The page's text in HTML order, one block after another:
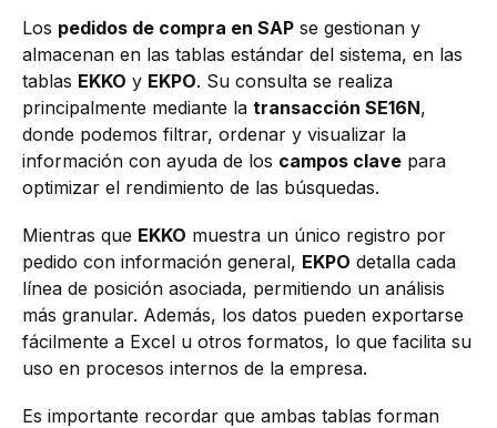
Los pedidos de compra en SAP se gestionan y
almacenan en las tablas estándar del sistema, en las
tablas EKKO y EKPO. Su consulta se realiza
principalmente mediante la transacción SE16N,
donde podemos filtrar, ordenar y visualizar la
información con ayuda de los campos clave para
optimizar el rendimiento de las búsquedas.
Mientras que EKKO muestra un único registro por
pedido con información general, EKPO detalla cada
línea de posición asociada, permitiendo un análisis
más granular. Además, los datos pueden exportarse
fácilmente a Excel u otros formatos, lo que facilita su
uso en procesos internos de la empresa.
Es importante recordar que ambas tablas forman